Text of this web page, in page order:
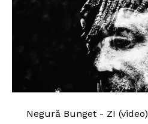
Negură Bunget - ZI (video)